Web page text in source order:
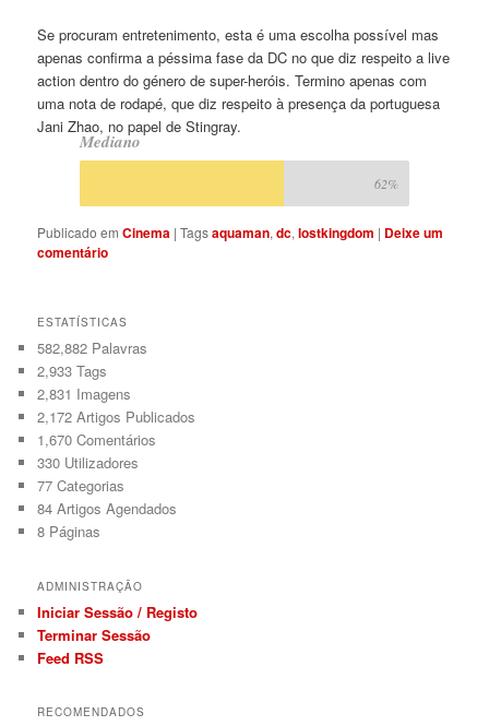
Se procuram entretenimento, esta é uma escolha possível mas
apenas confirma a péssima fase da DC no que diz respeito a live
action dentro do género de super-heróis. Termino apenas com
uma nota de rodapé, que diz respeito à presença da portuguesa
Jani Zhao, no papel de Stingray.
Mediano
62%
Publicado em Cinema |Tagsaquaman,dc,lostkingdom | Deixe um
comentário
ESTATÍSTICAS
582,882 Palavras
2,933 Tags
2,831 Imagens
2,172 Artigos Publicados
1,670 Comentários
330 Utilizadores
77 Categorias
84 Artigos Agendados
8 Páginas
ADMINISTRAÇÃO
Iniciar Sessão / Registo
Terminar Sessão
Feed RSS
RECOMENDADOS